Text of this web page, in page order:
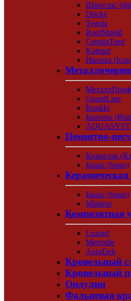
Шинглас
Döcke
Tegola
RoofShield
CertainTeed
Katepal
Икопал
GrandLine
Ruukki
Братекс
Цементно-
Криастак
Браас (braas)
Керамическая
Браас (braas)
Mladost
Композитная
Luxard
Metrotile
AeroDek
Кровельный
Кровельный
Ондулин
Фальцевая